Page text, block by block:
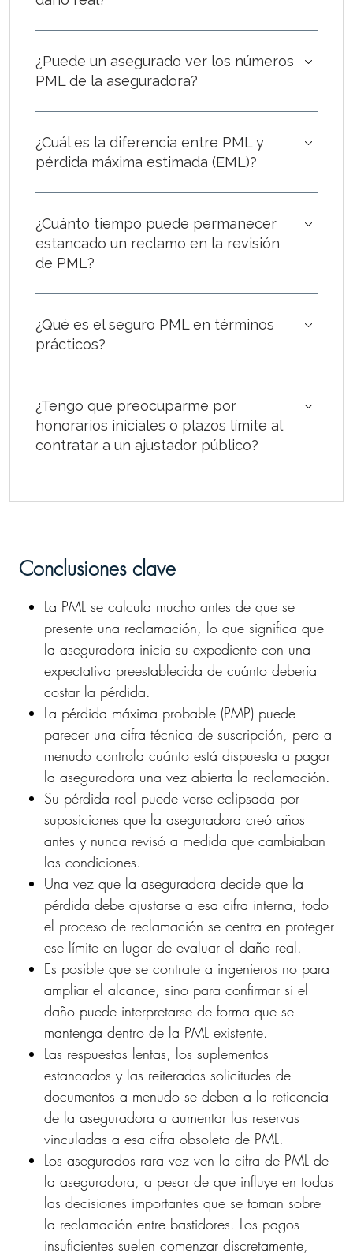
¿Puede un asegurado ver los números
PML de la aseguradora?
¿Cuál es la diferencia entre PML y
pérdida máxima estimada (EML)?
¿Cuánto tiempo puede permanecer
estancado un reclamo en la revisión
de PML?
¿Qué es el seguro PML en términos
prácticos?
¿Tengo que preocuparme por
honorarios iniciales o plazos límite al
contratar a un ajustador público?
Conclusiones clave
La PML se calcula mucho antes de que se
presente una reclamación, lo que significa que
la aseguradora inicia su expediente con una
expectativa preestablecida de cuánto debería
costar la pérdida.
La pérdida máxima probable (PMP) puede
parecer una cifra técnica de suscripción, pero a
menudo controla cuánto está dispuesta a pagar
la aseguradora una vez abierta la reclamación.
Su pérdida real puede verse eclipsada por
suposiciones que la aseguradora creó años
antes y nunca revisó a medida que cambiaban
las condiciones.
Una vez que la aseguradora decide que la
pérdida debe ajustarse a esa cifra interna, todo
el proceso de reclamación se centra en proteger
ese límite en lugar de evaluar el daño real.
Es posible que se contrate a ingenieros no para
ampliar el alcance, sino para confirmar si el
daño puede interpretarse de forma que se
mantenga dentro de la PML existente.
Las respuestas lentas, los suplementos
estancados y las reiteradas solicitudes de
documentos a menudo se deben a la reticencia
de la aseguradora a aumentar las reservas
vinculadas a esa cifra obsoleta de PML.
Los asegurados rara vez ven la cifra de PML de
la aseguradora, a pesar de que influye en todas
las decisiones importantes que se toman sobre
la reclamación entre bastidores. Los pagos
insuficientes suelen comenzar discretamente,